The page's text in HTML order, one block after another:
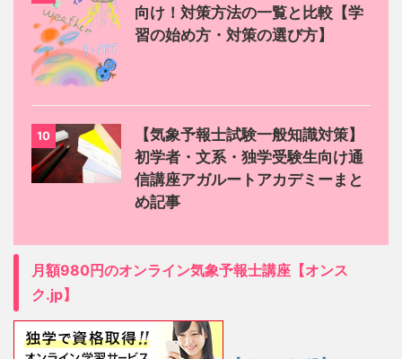
向け！対策方法の一覧と比較【学
習の始め方・対策の選び方】
10
【気象予報士試験一般知識対策】
初学者・文系・独学受験生向け通
信講座アガルートアカデミーまと
め記事
月額980円のオンライン気象予報士講座【オンス
ク.jp】